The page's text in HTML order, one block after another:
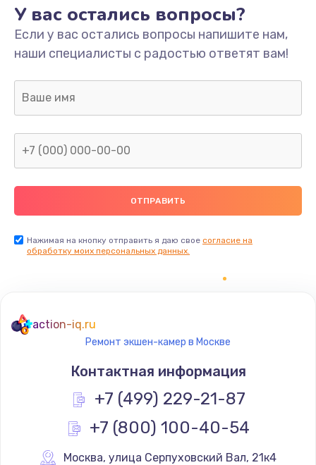
Замена/Pемонт карбюратора
1300 руб.
Заказать
Ремонт капиллярной трубки
400 руб.
Заказать
Замена термостата
1200 руб.
Заказать
Замена реле
У вас остались вопросы?
Если у вас остались вопросы напишите нам,
наши специалисты с радостью ответят вам!
Нажимая на кнопку отправить я даю свое согласие на
обработку моих персональных данных.
action-iq.ru
Ремонт экшен-камер в Москве
Контактная информация
+7 (499) 229-21-87
+7 (800) 100-40-54
Москва, улица Серпуховский Вал, 21к4